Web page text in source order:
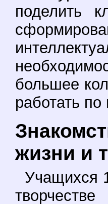
поделить
большее
работать
жизни и
Учащихся